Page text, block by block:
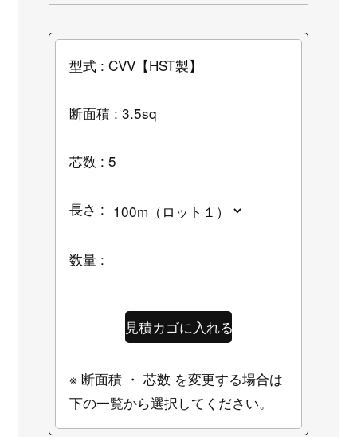
型式 : CVV【HST製】
断面積 : 3.5sq
芯数 : 5
長さ :
数量 :
※ 断面積 ・ 芯数 を変更する場合は
下の一覧から選択してください。